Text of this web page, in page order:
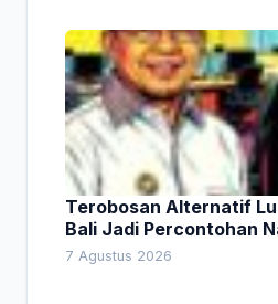
Terobosan Alternatif
Bali Jadi Percontohan
Pembiayaan Daerah
7 Agustus 2026